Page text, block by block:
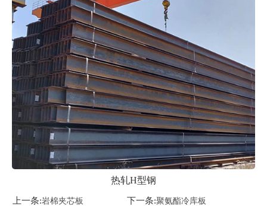
热轧H型钢
上一条:岩棉夹芯板 下一条:聚氨酯冷库板